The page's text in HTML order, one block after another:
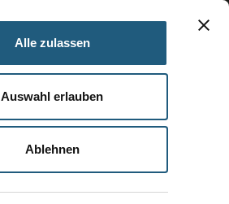
Alle zulassen
Auswahl erlauben
Ablehnen